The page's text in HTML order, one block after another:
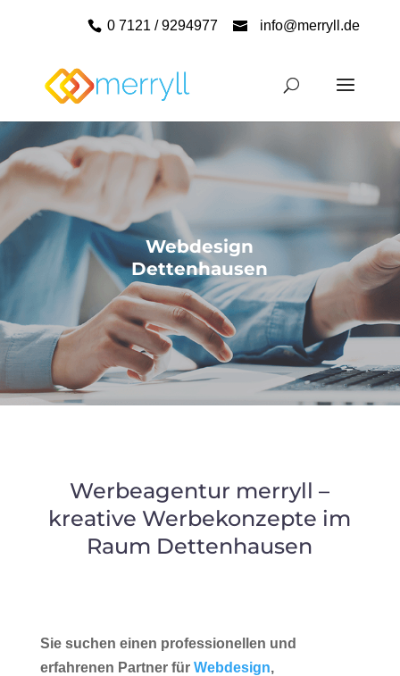
0 7121 / 9294977 info@merryll.de
Webdesign
Dettenhausen
Werbeagentur merryll –
kreative Werbekonzepte im
Raum Dettenhausen
Sie suchen einen professionellen und
erfahrenen Partner für Webdesign,